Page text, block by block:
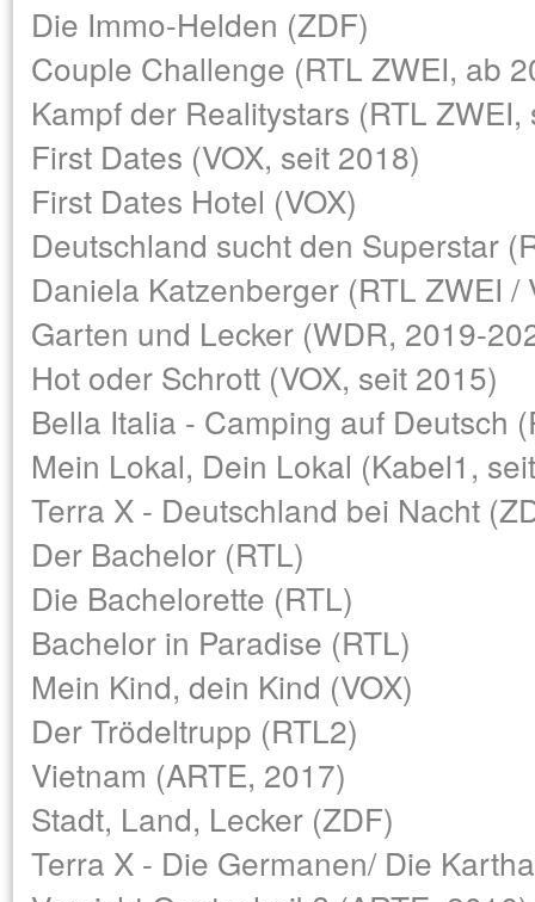
Die Immo-Helden (ZDF)
Couple Challenge (RTL ZWEI, ab
Kampf der Realitystars (RTL
First Dates (VOX, seit 2018)
First Dates Hotel (VOX)
Deutschland sucht den Superstar
Daniela Katzenberger (RTL ZWEI /
Garten und Lecker (WDR, 2019-
Hot oder Schrott (VOX, seit 2015)
Bella Italia - Camping auf Deutsch
Mein Lokal, Dein Lokal (Kabel1,
Terra X - Deutschland bei Nacht
Der Bachelor (RTL)
Die Bachelorette (RTL)
Bachelor in Paradise (RTL)
Mein Kind, dein Kind (VOX)
Der Trödeltrupp (RTL2)
Vietnam (ARTE, 2017)
Stadt, Land, Lecker (ZDF)
Terra X - Die Germanen/ Die